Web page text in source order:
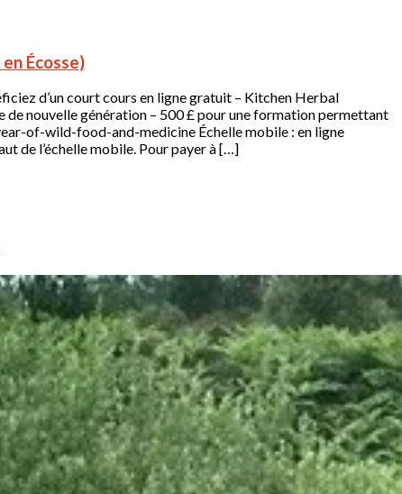
Écosse)
d’un court cours en ligne gratuit – Kitchen Herbal
nouvelle génération – 500 £ pour une formation permettant
of-wild-food-and-medicine Échelle mobile : en ligne
de l’échelle mobile. Pour payer à […]